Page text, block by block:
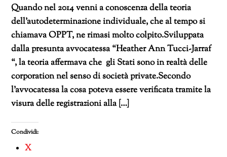
Quando nel 2014 venni a conoscenza della teoria
dell’autodeterminazione individuale, che al tempo si
chiamava OPPT, ne rimasi molto colpito.Sviluppata
dalla presunta avvocatessa “Heather Ann Tucci-Jarraf
“, la teoria affermava che gli Stati sono in realtà delle
corporation nel senso di società private.Secondo
l’avvocatessa la cosa poteva essere verificata tramite la
visura delle registrazioni alla […]
Condividi:
X